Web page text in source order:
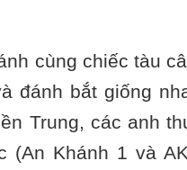
cùng chiếc tàu
đánh bắt giống
Trung, các anh
(An Khánh 1 và